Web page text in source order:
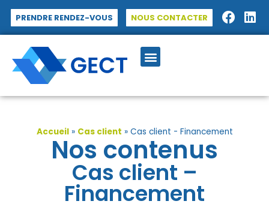
Panneau de gestion des cookies
NOUS CONTACTER
PRENDRE RENDEZ-VOUS
Accueil» Cas client » Cas client - Financement
Nos contenus
Cas client –
Financement